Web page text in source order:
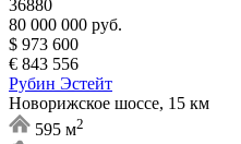
36880
80 000 000 руб.
$ 973 600
€ 843 556
Рубин Эстейт
Новорижское шоссе, 15 км
595 м2